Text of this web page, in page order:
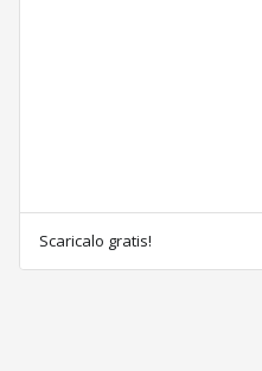
Scaricalo gratis!